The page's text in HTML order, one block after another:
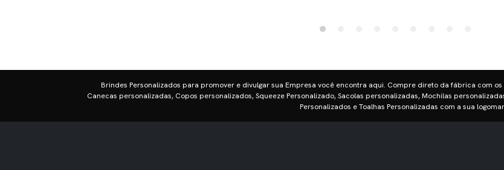
Brindes Personalizados para promover e divulgar sua Empresa você encontra aqui. Compre direto da fábrica com
Canecas personalizadas, Copos personalizados, Squeeze Personalizado, Sacolas personalizadas, Mochilas
Personalizados e Toalhas Personalizadas com a sua